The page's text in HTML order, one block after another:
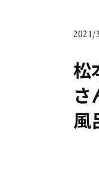
2021/
松
さ
風